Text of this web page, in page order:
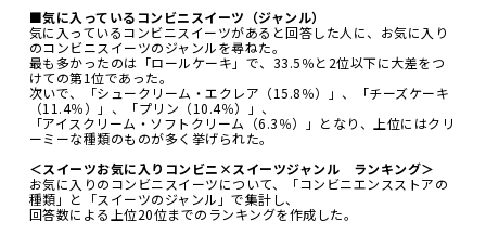
■気に入っているコンビニスイーツ（ジャンル）
気に入っているコンビニスイーツがあると回答した人に、お気に入り
のコンビニスイーツのジャンルを尋ねた。
最も多かったのは「ロールケーキ」で、33.5％と2位以下に大差をつ
けての第1位であった。
次いで、「シュークリーム・エクレア（15.8％）」、「チーズケーキ
（11.4％）」、「プリン（10.4％）」、
「アイスクリーム・ソフトクリーム（6.3％）」となり、上位にはクリ
ーミーな種類のものが多く挙げられた。
＜スイーツお気に入りコンビニ×スイーツジャンル ランキング＞
お気に入りのコンビニスイーツについて、「コンビニエンスストアの
種類」と「スイーツのジャンル」で集計し、
回答数による上位20位までのランキングを作成した。